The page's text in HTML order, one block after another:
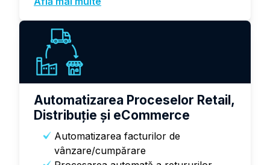
Automatizarea Proceselor Retail,
Distribuție și eCommerce
Automatizarea facturilor de
vânzare/cumpărare